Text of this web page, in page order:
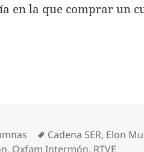
en la que comprar un
Etiquetas
Cadena SER, Elon
, Oxfam Intermón, RTVE